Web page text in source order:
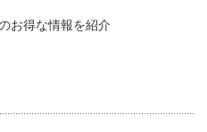
お得な情報を紹介